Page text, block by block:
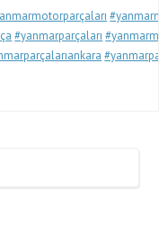
#yanmarparçaları